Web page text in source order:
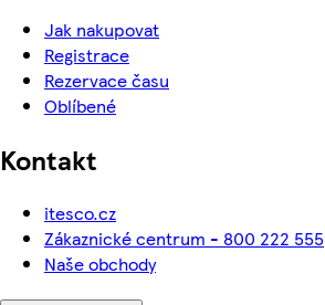
Jak nakupovat
Registrace
Rezervace času
Oblíbené
Kontakt
itesco.cz
Zákaznické centrum - 800 222 555
Naše obchody